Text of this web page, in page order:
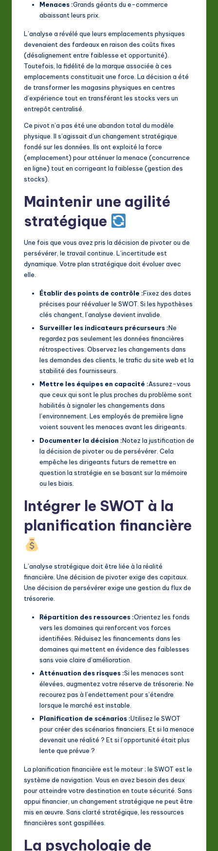
Menaces :Grands géants du e-commerce
abaissant leurs prix.
L’analyse a révélé que leurs emplacements physiques
devenaient des fardeaux en raison des coûts fixes
(désalignement entre faiblesse et opportunité).
Toutefois, la fidélité de la marque associée à ces
emplacements constituait une force. La décision a été
de transformer les magasins physiques en centres
d’expérience tout en transférant les stocks vers un
entrepôt centralisé.
Ce pivot n’a pas été une abandon total du modèle
physique. Il s’agissait d’un changement stratégique
fondé sur les données. Ils ont exploité la force
(emplacement) pour atténuer la menace (concurrence
en ligne) tout en corrigeant la faiblesse (gestion des
stocks).
Maintenir une agilité
stratégique
Une fois que vous avez pris la décision de pivoter ou de
persévérer, le travail continue. L’incertitude est
dynamique. Votre plan stratégique doit évoluer avec
elle.
Établir des points de contrôle :Fixez des dates
précises pour réévaluer le SWOT. Si les hypothèses
clés changent, l’analyse devient invalide.
Surveiller les indicateurs précurseurs :Ne
regardez pas seulement les données financières
rétrospectives. Observez les changements dans
les demandes des clients, le trafic du site web et la
stabilité des fournisseurs.
Mettre les équipes en capacité :Assurez-vous
que ceux qui sont le plus proches du problème sont
habilités à signaler les changements dans
l’environnement. Les employés de première ligne
voient souvent les menaces avant les dirigeants.
Documenter la décision :Notez la justification de
la décision de pivoter ou de persévérer. Cela
empêche les dirigeants futurs de remettre en
question la stratégie en se basant sur la mémoire
ou les biais.
Intégrer le SWOT à la
planification financière
L’analyse stratégique doit être liée à la réalité
financière. Une décision de pivoter exige des capitaux.
Une décision de persévérer exige une gestion du flux de
trésorerie.
Répartition des ressources :Orientez les fonds
vers les domaines qui renforcent vos forces
identifiées. Réduisez les financements dans les
domaines qui mettent en évidence des faiblesses
sans voie claire d’amélioration.
Atténuation des risques :Si les menaces sont
élevées, augmentez votre réserve de trésorerie. Ne
recourez pas à l’endettement pour s’étendre
lorsque le marché est instable.
Planification de scénarios :Utilisez le SWOT
pour créer des scénarios financiers. Et si la menace
devenait une réalité ? Et si l’opportunité était plus
lente que prévue ?
La planification financière est le moteur ; le SWOT est le
système de navigation. Vous en avez besoin des deux
pour atteindre votre destination en toute sécurité. Sans
appui financier, un changement stratégique ne peut être
mis en œuvre. Sans clarté stratégique, les ressources
financières sont gaspillées.
La psychologie de